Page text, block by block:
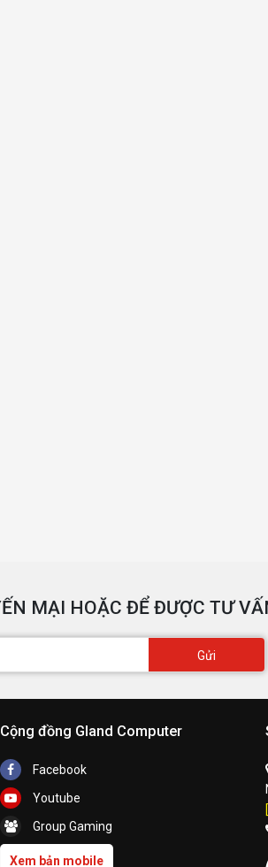
MẠI HOẶC ĐỂ ĐƯỢC TƯ
Gửi
Cộng đồng Gland Computer
Facebook
Youtube
Group Gaming
Xem bản mobile